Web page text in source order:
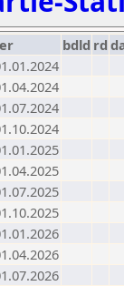
bdld rd